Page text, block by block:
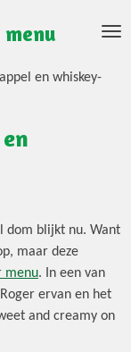
en whiskey-
dom blijkt nu. Want
maar deze
menu. In een van
ervan en het
and creamy on